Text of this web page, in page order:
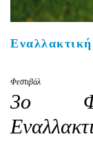
Φεστιβάλ
3ο